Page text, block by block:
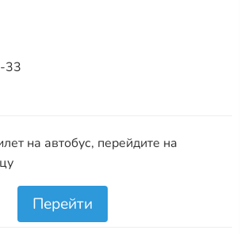
33
на автобус, перейдите на
Перейти